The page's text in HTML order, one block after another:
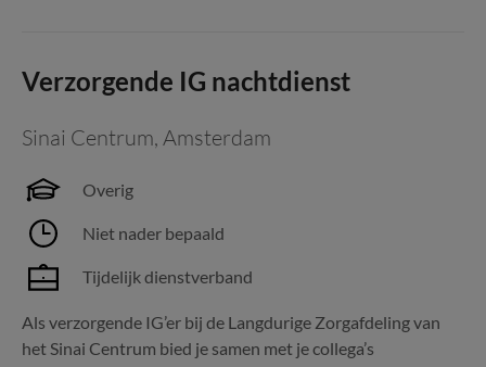
Verzorgende IG nachtdienst
Sinai Centrum, Amsterdam
Overig
Niet nader bepaald
Tijdelijk dienstverband
Als verzorgende IG’er bij de Langdurige Zorgafdeling van
het Sinai Centrum bied je samen met je collega’s